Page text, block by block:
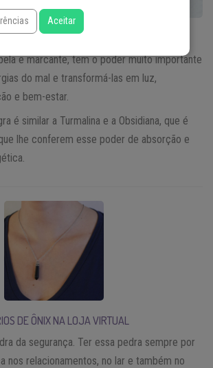
e marcante, tem o poder muito importante
do mal e transformá-las em luz,
e bem-estar.
é similar a Turmalina e a Obsidiana, que é
lhe conferem esse poder de absorção e
DE ÔNIX NA LOJA VIRTUAL
da segurança. Ter essa pedra sempre por
nos relacionamentos, no lar e também no
Aceitar